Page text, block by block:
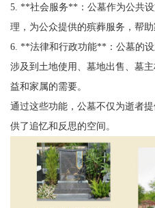
5. **社会服务**：公墓作为公共
理，为公众提供的殡葬服务，帮助
6. **法律和行政功能**：公墓的
涉及到土地使用、墓地出售、墓
益和家属的需要。
通过这些功能，公墓不仅为逝者
供了追忆和反思的空间。